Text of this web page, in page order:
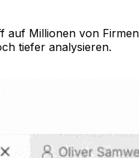
auf Millionen von
tiefer analysieren.